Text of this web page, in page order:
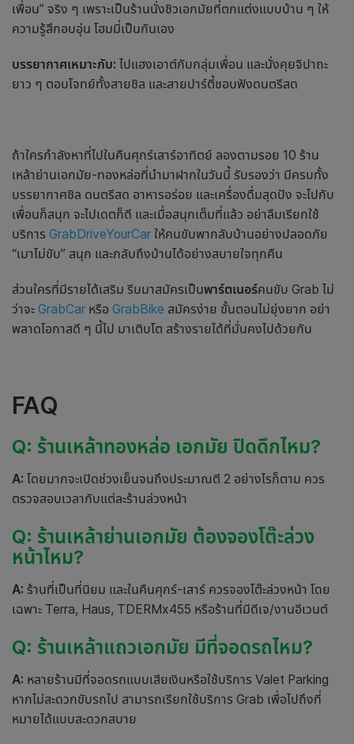
เพื่อน” จริง ๆ เพราะเป็นร้านนั่งชิวเอกมัยที่ตกแต่งแบบบ้าน ๆ ให้
ความรู้สึกอบอุ่น โฮมมี่เป็นกันเอง
บรรยากาศเหมาะกับ: ไปแฮงเอาต์กับกลุ่มเพื่อน และนั่งคุยจิปาถะ
ยาว ๆ ตอบโจทย์ทั้งสายชิล และสายปาร์ตี้ชอบฟังดนตรีสด
ถ้าใครกำลังหาที่ไปในคืนศุกร์เสาร์อาทิตย์ ลองตามรอย 10 ร้าน
เหล้าย่านเอกมัย-ทองหล่อที่นำมาฝากในวันนี้ รับรองว่า มีครบทั้ง
บรรยากาศชิล ดนตรีสด อาหารอร่อย และเครื่องดื่มสุดปัง จะไปกับ
เพื่อนก็สนุก จะไปเดตก็ดี และเมื่อสนุกเต็มที่แล้ว อย่าลืมเรียกใช้
บริการ GrabDriveYourCar ให้คนขับพากลับบ้านอย่างปลอดภัย
“เมาไม่ขับ” สนุก และกลับถึงบ้านได้อย่างสบายใจทุกคืน
ส่วนใครที่มีรายได้เสริม รีบมาสมัครเป็นพาร์ตเนอร์คนขับ Grab ไม่
ว่าจะ GrabCar หรือ GrabBike สมัครง่าย ขั้นตอนไม่ยุ่งยาก อย่า
พลาดโอกาสดี ๆ นี้ไป มาเติบโต สร้างรายได้ที่มั่นคงไปด้วยกัน
FAQ
Q: ร้านเหล้าทองหล่อ เอกมัย ปิดดึกไหม?
A: โดยมากจะเปิดช่วงเย็นจนถึงประมาณตี 2 อย่างไรก็ตาม ควร
ตรวจสอบเวลากับแต่ละร้านล่วงหน้า
Q: ร้านเหล้าย่านเอกมัย ต้องจองโต๊ะล่วง
หน้าไหม?
A: ร้านที่เป็นที่นิยม และในคืนศุกร์-เสาร์ ควรจองโต๊ะล่วงหน้า โดย
เฉพาะ Terra, Haus, TDERMx455 หรือร้านที่มีดีเจ/งานอีเวนต์
Q: ร้านเหล้าแถวเอกมัย มีที่จอดรถไหม?
A: หลายร้านมีที่จอดรถแบบเสียเงินหรือใช้บริการ Valet Parking
หากไม่สะดวกขับรถไป สามารถเรียกใช้บริการ Grab เพื่อไปถึงที่
หมายได้แบบสะดวกสบาย